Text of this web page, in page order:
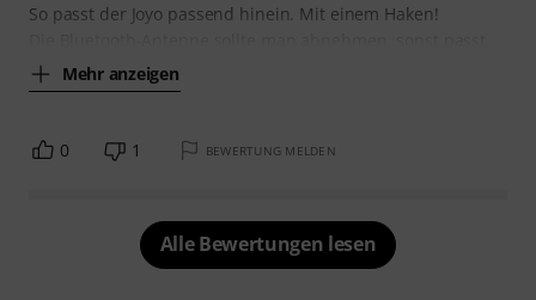
So passt der Joyo passend hinein. Mit einem Haken!
Mehr anzeigen
0 1 BEWERTUNG MELDEN
Alle Bewertungen lesen